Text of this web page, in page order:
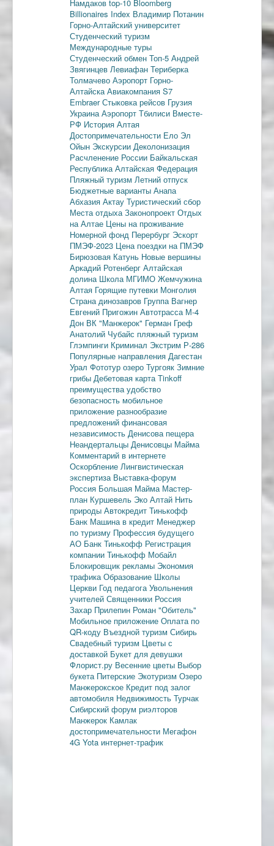
Намдаков top-10 Bloomberg
Billionaires Index Владимир Потанин
Горно-Алтайский университет
Студенческий туризм
Международные туры
Студенческий обмен Топ-5 Андрей
Звягинцев Левиафан Териберка
Толмачево Аэропорт Горно-
Алтайска Авиакомпания S7
EmbraerСтыковка рейсов Грузия
Украина Аэропорт Тбилиси Вместе-
РФ История Алтая
Достопримечательности Ело Эл
Ойын Экскурсии Деколонизация
Расчленение России Байкальская
Республика Алтайская Федерация
Пляжный туризм Летний отпуск
Бюджетные варианты Анапа
Абхазия Актау Туристический сбор
Места отдыха Законопроект Отдых
на Алтае Цены на проживание
Номерной фонд Перербург Эскорт
ПМЭФ-2023 Цена поездки на ПМЭФ
Бирюзовая Катунь Новые вершины
Аркадий Ротенберг Алтайская
долина Школа МГИМО Жемчужина
Алтая Горящие путевки Монголия
Страна динозавров Группа Вагнер
Евгений Пригожин Автотрасса М-4
Дон ВК "Манжерок" Герман Греф
Анатолий Чубайс пляжный туризм
Глэмпинги Криминал Экстрим Р-286
Популярные направления Дагестан
Урал Фототур озеро Тургояк Зимние
грибы Дебетовая карта Tinkoff
преимущества удобство
безопасность мобильное
приложение разнообразие
предложений финансовая
независимость Денисова пещера
Неандертальцы Денисовцы Майма
Комментарий в интернете
Оскорбление Лингвистическая
экспертиза Выставка-форум
Россия Большая Майма Мастер-
план Куршевель Эко Алтай Нить
природы Автокредит Тинькофф
Банк Машина в кредит Менеджер
по туризму Профессия будущего
АО Банк Тинькофф Регистрация
компании Тинькофф Мобайл
Блокировщик рекламы Экономия
трафика Образование Школы
Церкви Год педагога Увольнения
учителей Священники Россия
Захар Прилепин Роман "Обитель"
Мобильное приложение Оплата по
QR-коду Въездной туризм Сибирь
Свадебный туризм Цветы с
доставкой Букет для девушки
Флорист.ру Весенние цветы Выбор
букета Питерские Экотуризм Озеро
Манжерокское Кредит под залог
автомобиля Недвижимость Турчак
Сибирский форум риэлторов
Манжерок Камлак
достопримечательности Мегафон
4G Yota интернет-трафик